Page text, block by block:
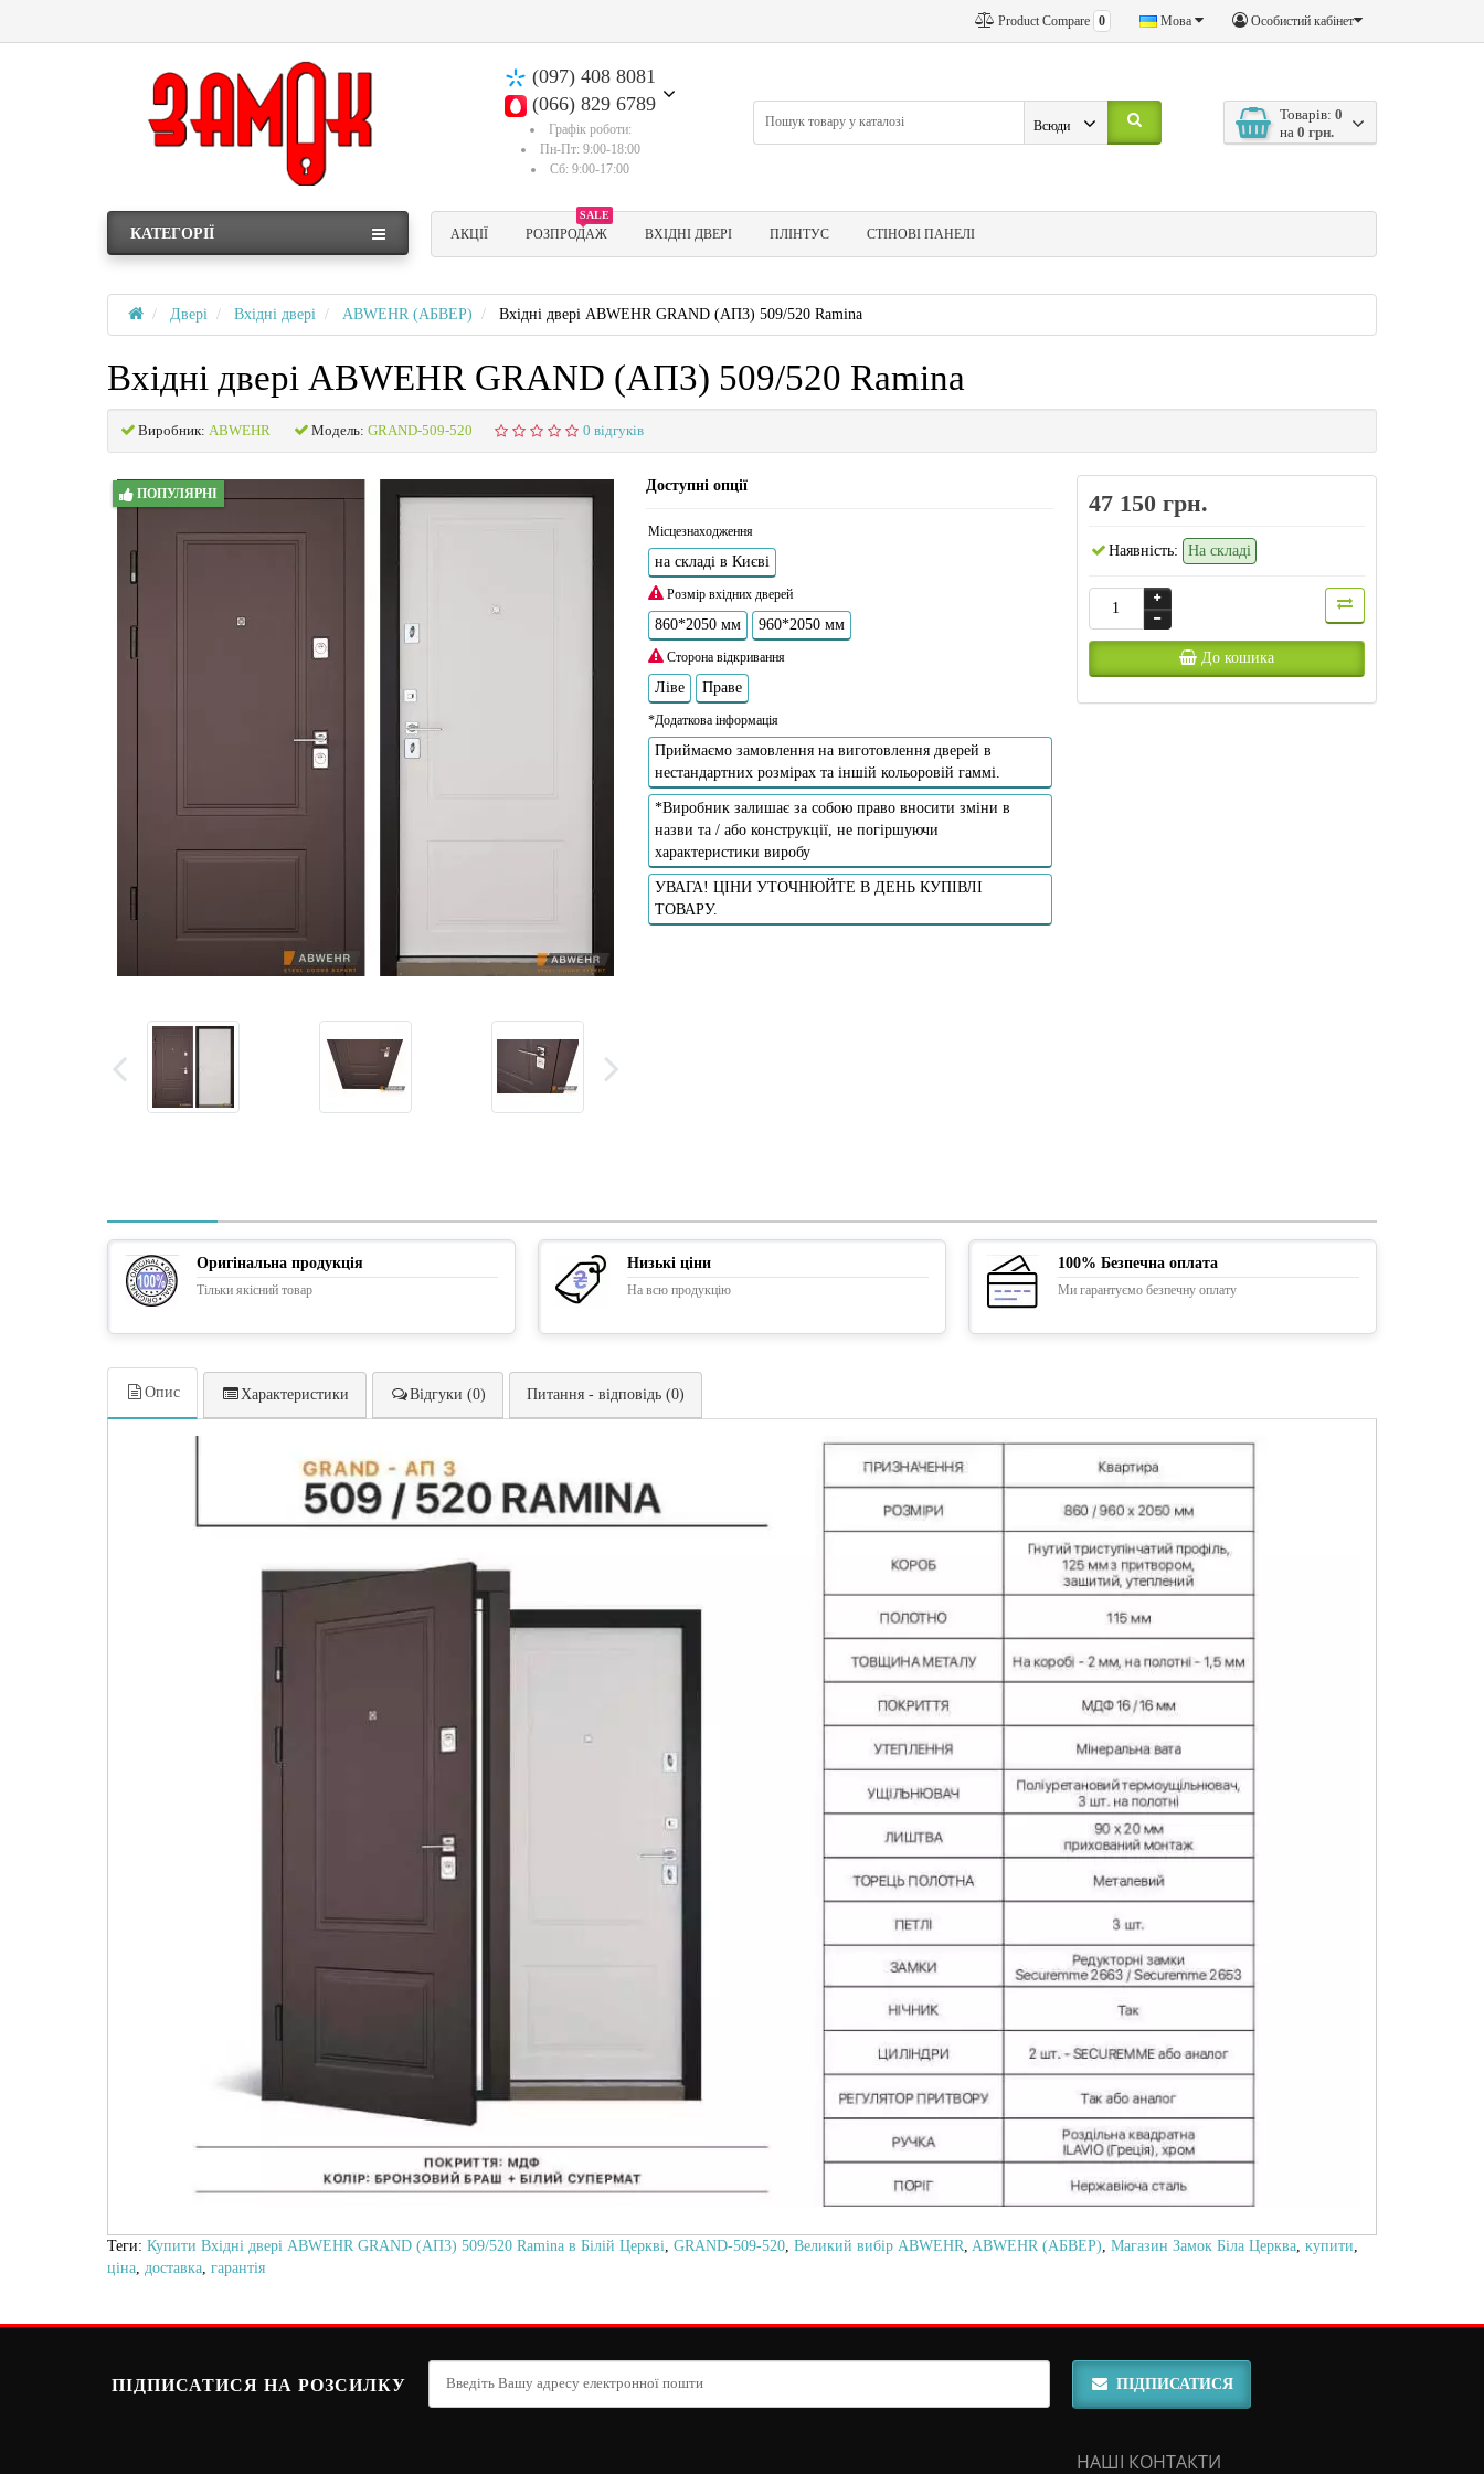
Особистий кабінет
Мова
Product Compare 0
(097) 408 8081
(066) 829 6789
Графік роботи:
Пн-Пт: 9:00-18:00
Сб: 9:00-17:00
Товарів: 0
на 0 грн.
Всюди
КАТЕГОРІЇ АКЦІЇ
SALE
РОЗПРОДАЖ ВХІДНІ ДВЕРІ ПЛІНТУС СТІНОВІ ПАНЕЛІ
Двері Вхідні двері ABWEHR (АБВЕР) Вхідні двері ABWEHR GRAND (АП3) 509/520 Ramina
Вхідні двері ABWEHR GRAND (АП3) 509/520 Ramina
Виробник: ABWEHR Модель: GRAND-509-520 0 відгуків
ПОПУЛЯРНІ Доступні опції
Місцезнаходження
на складі в Києві
Розмір вхідних дверей
860*2050 мм 960*2050 мм
Сторона відкривання
Ліве Праве
*Додаткова інформація
Приймаємо замовлення на виготовлення дверей в
нестандартних розмірах та іншій кольоровій гаммі.
*Виробник залишає за собою право вносити зміни в
назви та / або конструкції, не погіршуючи
характеристики виробу
УВАГА! ЦІНИ УТОЧНЮЙТЕ В ДЕНЬ КУПІВЛІ
ТОВАРУ.
47 150 грн.
Наявність: На складі
До кошика
Оригінальна продукція
Тільки якісний товар
Низькі ціни
На всю продукцію
100% Безпечна оплата
Ми гарантуємо безпечну оплату
Опис Характеристики Відгуки (0) Питання - відповідь (0)
Теги: Купити Вхідні двері ABWEHR GRAND (АП3) 509/520 Ramina в Білій Церкві GRAND-509-520 Великий вибір ABWEHR ABWEHR (АБВЕР) Магазин Замок Біла Церква купити
ціна доставка гарантія
ПІДПИСАТИСЯ НА РОЗСИЛКУ ПІДПИСАТИСЯ
НАШІ КОНТАКТИ